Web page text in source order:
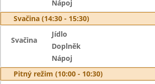
Nápoj
Svačina (14:30 - 15:30)
Svačina
Jídlo
Doplněk
Nápoj
Pitný režim (10:00 - 10:30)